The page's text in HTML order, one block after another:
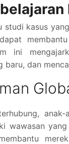
kasus
ini
dan
wawasan